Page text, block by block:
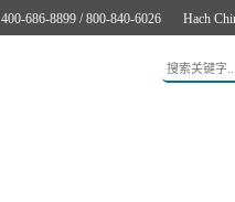
Hach
400-686-8899 / 800-840-6026